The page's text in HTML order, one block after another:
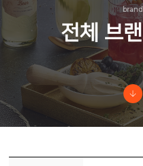
brand
전체 브